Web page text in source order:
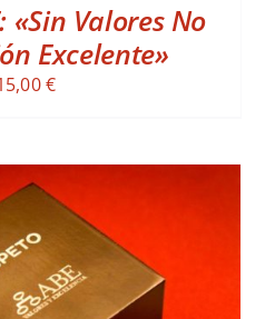
«Sin Valores No
Excelente»
€